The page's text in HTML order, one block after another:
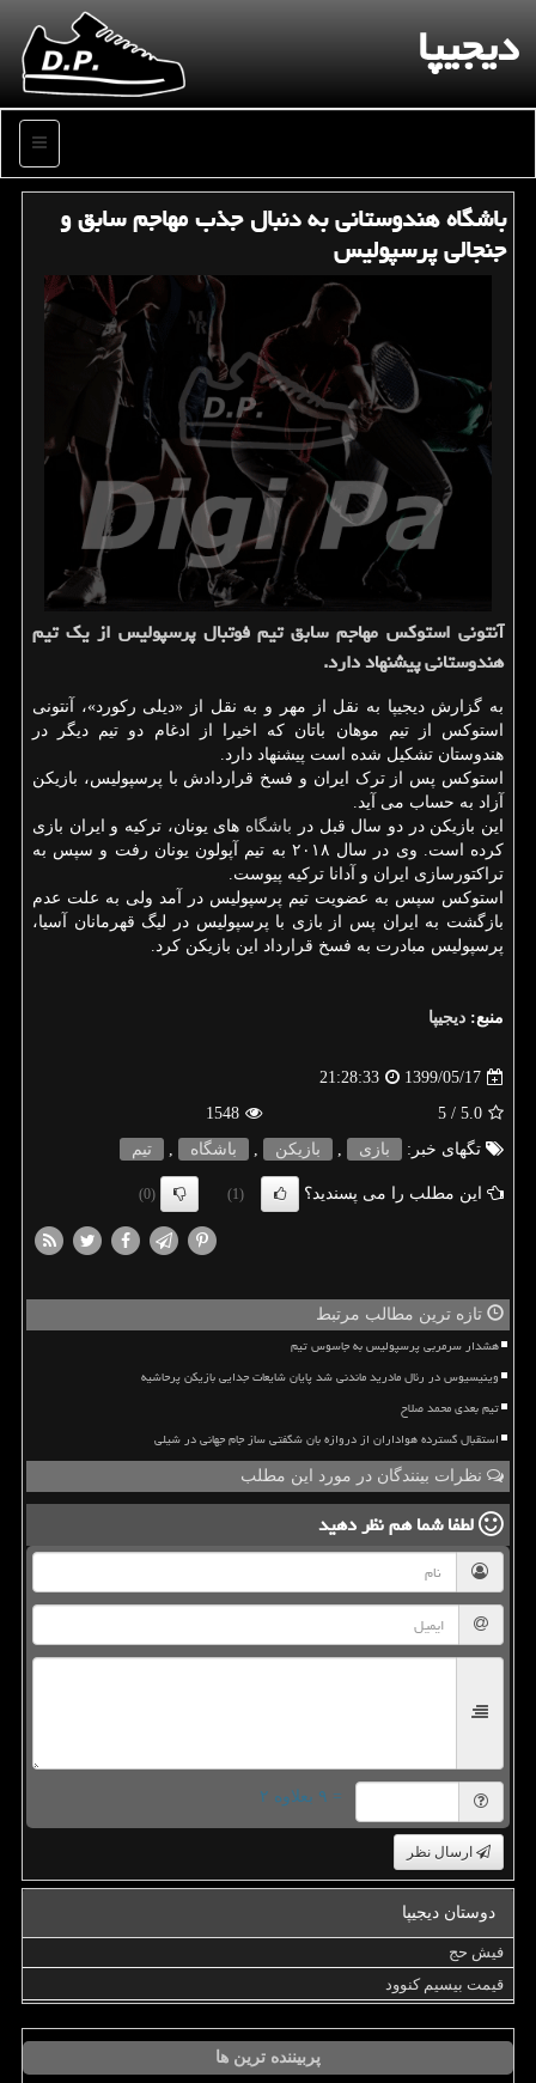
دیجیپا
منو
باشگاه هندوستانی به دنبال جذب مهاجم سابق و
جنجالی پرسپولیس
آنتونی استوكس مهاجم سابق تیم فوتبال پرسپولیس از یك تیم
هندوستانی پیشنهاد دارد.
به گزارش دیجیپا به نقل از مهر و به نقل از «دیلی رکورد»، آنتونی
استوکس از تیم موهان باتان که اخیرا از ادغام دو تیم دیگر در
هندوستان تشکیل شده است پیشنهاد دارد.
استوکس پس از ترک ایران و فسخ قراردادش با پرسپولیس، بازیکن
آزاد به حساب می آید.
این بازیکن در دو سال قبل در باشگاه های یونان، ترکیه و ایران بازی
کرده است. وی در سال ۲۰۱۸ به تیم آپولون یونان رفت و سپس به
تراکتورسازی ایران و آدانا ترکیه پیوست.
استوکس سپس به عضویت تیم پرسپولیس در آمد ولی به علت عدم
بازگشت به ایران پس از بازی با پرسپولیس در لیگ قهرمانان آسیا،
پرسپولیس مبادرت به فسخ قرارداد این بازیکن کرد.
منبع: دیجیپا
1399/05/17
21:28:33
5.0
/ 5
1548
تگهای خبر:
بازی , بازیكن , باشگاه , تیم
این مطلب را می پسندید؟ (1)
(0)
تازه ترین مطالب مرتبط
هشدار سرمربی پرسپولیس به جاسوس تیم
وینیسیوس در رئال مادرید ماندنی شد پایان شایعات جدایی بازیکن پرحاشیه
تیم بعدی محمد صلاح
استقبال گسترده هواداران از دروازه بان شگفتی ساز جام جهانی در شیلی
نظرات بینندگان در مورد این مطلب
لطفا شما همنظر دهید
= ۹ بعلاوه ۲
ارسال نظر
دوستان دیجیپا
فیش حج
قیمت بیسیم کنوود
پربیننده ترین ها